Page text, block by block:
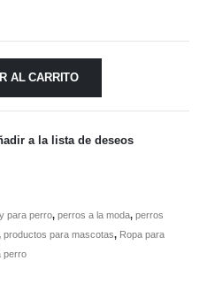
AL CARRITO
a la lista de deseos
para perro, perros a la moda, perros
productos para mascotas, Ropa para
perro